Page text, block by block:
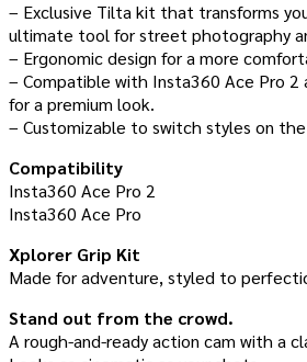
– Exclusive Tilta kit that transforms
ultimate tool for street photography
– Ergonomic design for a more
– Compatible with Insta360 Ace Pro 2
for a premium look.
– Customizable to switch styles on
Compatibility
Insta360 Ace Pro 2
Insta360 Ace Pro
Xplorer Grip Kit
Made for adventure, styled to
Stand out from the crowd.
A rough-and-ready action cam with a